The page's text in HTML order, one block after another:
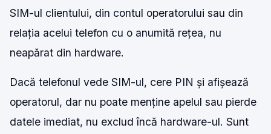
SIM-ul clientului, din contul operatorului sau din
relația acelui telefon cu o anumită rețea, nu
neapărat din hardware.
Dacă telefonul vede SIM-ul, cere PIN și afișează
operatorul, dar nu poate menține apelul sau pierde
datele imediat, nu exclud încă hardware-ul. Sunt